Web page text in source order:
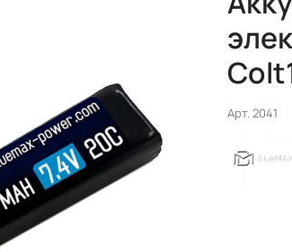
Арт.2041